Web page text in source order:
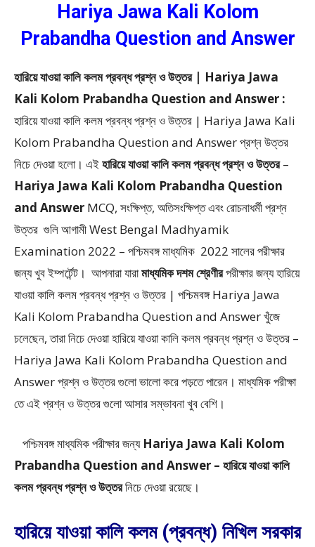
Hariya Jawa Kali Kolom
Prabandha Question and Answer
হারিয়ে যাওয়া কালি কলম প্রবন্ধ প্রশ্ন ও উত্তর | Hariya Jawa
Kali Kolom Prabandha Question and Answer :
হারিয়ে যাওয়া কালি কলম প্রবন্ধ প্রশ্ন ও উত্তর | Hariya Jawa Kali
Kolom Prabandha Question and Answer প্রশ্ন উত্তর
নিচে দেওয়া হলো। এইহারিয়ে যাওয়া কালি কলম প্রবন্ধ প্রশ্ন ও উত্তর–
Hariya Jawa Kali Kolom Prabandha Question
and Answer MCQ, সংক্ষিপ্ত, অতিসংক্ষিপ্ত এবং রোচনাধর্মী প্রশ্ন
উত্তর গুলি আগামী West Bengal Madhyamik
Examination 2022 – পশ্চিমবঙ্গ মাধ্যমিক 2022 সালের পরীক্ষার
জন্য খুব ইম্পর্টেন্ট। আপনারা যারামাধ্যমিক দশম শ্রেণীরপরীক্ষার জন্য হারিয়ে
যাওয়া কালি কলম প্রবন্ধ প্রশ্ন ও উত্তর | পশ্চিমবঙ্গ Hariya Jawa
Kali Kolom Prabandha Question and Answer খুঁজে
চলেছেন, তারা নিচে দেওয়া হারিয়ে যাওয়া কালি কলম প্রবন্ধ প্রশ্ন ও উত্তর –
Hariya Jawa Kali Kolom Prabandha Question and
Answer প্রশ্ন ও উত্তর গুলো ভালো করে পড়তে পারেন। মাধ্যমিক পরীক্ষা
তে এই প্রশ্ন ও উত্তর গুলো আসার সম্ভাবনা খুব বেশি।
পশ্চিমবঙ্গ মাধ্যমিক পরীক্ষার জন্য Hariya Jawa Kali Kolom
Prabandha Question and Answer – হারিয়ে যাওয়া কালি
কলম প্রবন্ধ প্রশ্ন ও উত্তরনিচে দেওয়া রয়েছে।
হারিয়ে যাওয়া কালি কলম (প্রবন্ধ) নিখিল সরকার